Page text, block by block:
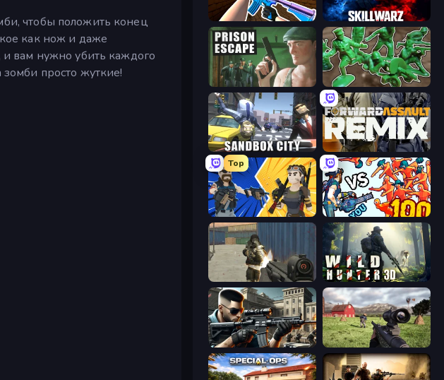
чтобы положить конец
как нож и даже
и вам нужно убить каждого
просто жуткие!
KS Z SkillWarz
Prison Escape Soldiers - Capture and Control!
Sandbox City Forward Assault Remix
Top
BuildNow GG Horde Killer: You vs 100
Masked Forces Wild Hunter 3D
Sure Shot Dead Zed